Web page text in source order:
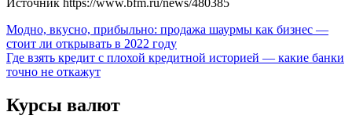
Навигация
по
записям
Модно, вкусно, прибыльно: продажа шаурмы как бизнес —
стоит ли открывать в 2022 году
Где взять кредит с плохой кредитной историей — какие банки
точно не откажут
Курсы валют